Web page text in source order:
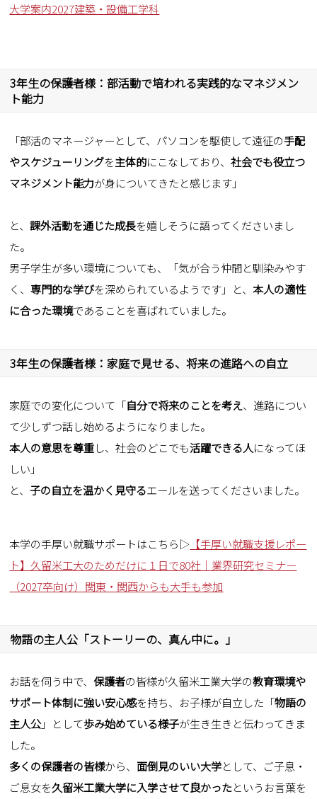
大学案内2027建築・設備工学科
3年生の保護者様：部活動で培われる実践的なマネジメン
ト能力
「部活のマネージャーとして、パソコンを駆使して遠征の手配
やスケジューリングを主体的にこなしており、社会でも役立つ
マネジメント能力が身についてきたと感じます」
と、課外活動を通じた成長を嬉しそうに語ってくださいまし
た。
男子学生が多い環境についても、「気が合う仲間と馴染みやす
く、専門的な学びを深められているようです」と、本人の適性
に合った環境であることを喜ばれていました。
3年生の保護者様：家庭で見せる、将来の進路への自立
家庭での変化について「自分で将来のことを考え、進路につい
て少しずつ話し始めるようになりました。
本人の意思を尊重し、社会のどこでも活躍できる人になってほ
しい」
と、子の自立を温かく見守るエールを送ってくださいました。
本学の手厚い就職サポートはこちら▷ 【手厚い就職支援レポー
ト】久留米工大のためだけに１日で80社｜業界研究セミナー
（2027卒向け）関東・関西からも大手も参加
物語の主人公「ストーリーの、真ん中に。」
お話を伺う中で、保護者の皆様が久留米工業大学の教育環境や
サポート体制に強い安心感を持ち、お子様が自立した「物語の
主人公」として歩み始めている様子が生き生きと伝わってきま
した。
多くの保護者の皆様から、 面倒見のいい大学として、ご子息・
ご息女を久留米工業大学に入学させて良かったというお言葉を